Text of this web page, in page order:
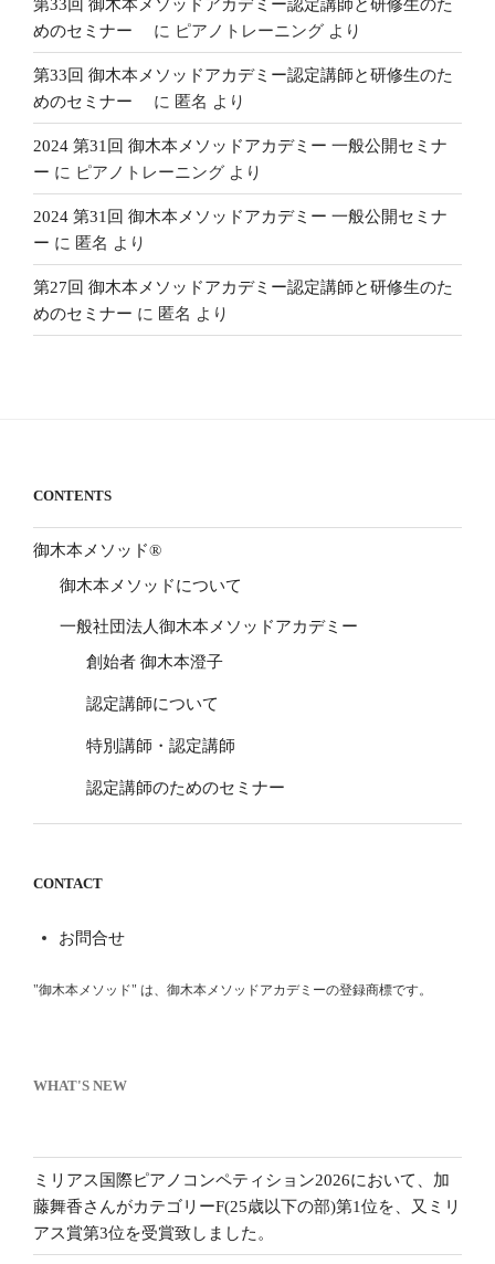
第33回 御木本メソッドアカデミー認定講師と研修生のた
めのセミナー
に ピアノトレーニング より
第33回 御木本メソッドアカデミー認定講師と研修生のた
めのセミナー
に 匿名 より
2024 第31回 御木本メソッドアカデミー 一般公開セミナ
ー に ピアノトレーニング より
2024 第31回 御木本メソッドアカデミー 一般公開セミナ
ー に 匿名 より
第27回 御木本メソッドアカデミー認定講師と研修生のた
めのセミナー に 匿名 より
CONTENTS
御木本メソッド®
御木本メソッドについて
一般社団法人御木本メソッドアカデミー
創始者 御木本澄子
認定講師について
特別講師・認定講師
認定講師のためのセミナー
CONTACT
お問合せ
"御木本メソッド" は、御木本メソッドアカデミーの登録商標です。
WHAT'S NEW
ミリアス国際ピアノコンペティション2026において、加
藤舞香さんがカテゴリーF(25歳以下の部)第1位を、又ミリ
アス賞第3位を受賞致しました。